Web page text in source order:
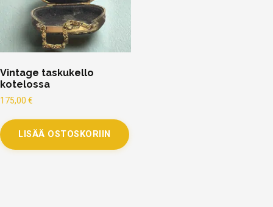
Vintage taskukello
kotelossa
175,00 €
LISÄÄ OSTOSKORIIN